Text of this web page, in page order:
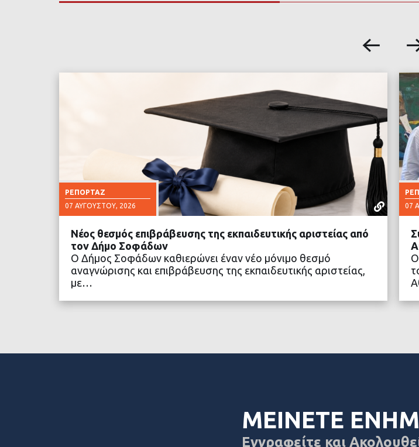
ΡΕΠΟΡΤΆΖ
07 ΑΥΓΟΎΣΤΟΥ, 2026
Νέος θεσμός επιβράβευσης της εκπαιδευτικής αριστείας από
τον Δήμο Σοφάδων
Ο Δήμος Σοφάδων καθιερώνει έναν νέο μόνιμο θεσμό
αναγνώρισης και επιβράβευσης της εκπαιδευτικής αριστείας,
με…
07
Ο
ΜΕΙΝΕΤΕ
Εγγραφείτε και